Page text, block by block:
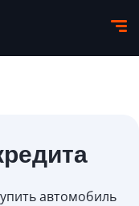
автомобиль